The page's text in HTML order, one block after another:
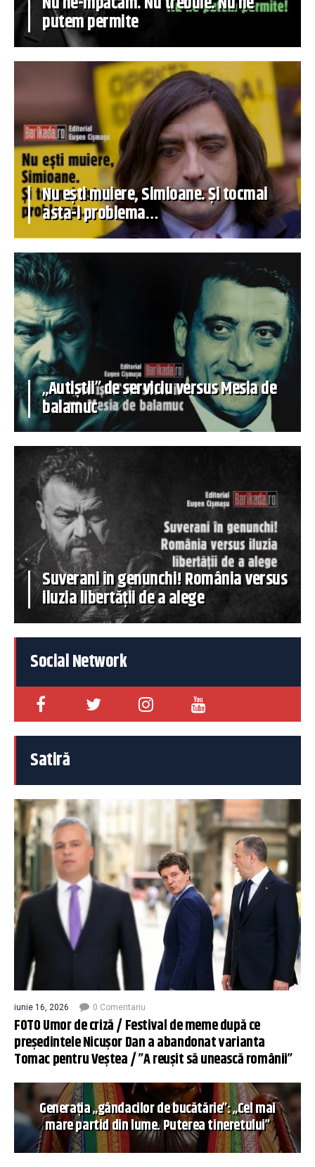
putem permite
Nu ești muiere, Simioane. Și tocmai
asta-i problema…
„Autiștii” de serviciu versus Mesia de
balamuc
Suverani în genunchi! România versus
iluzia libertății de a alege
Social Network
Satiră
iunie 16, 2026 0 Comentariu
FOTO Umor de criză / Festival de meme după ce
președintele Nicușor Dan a abandonat varianta
Tomac pentru Veștea / ”A reușit să unească românii”
Generația „gândacilor de bucătărie”: „Cel mai
mare partid din lume. Puterea tineretului”